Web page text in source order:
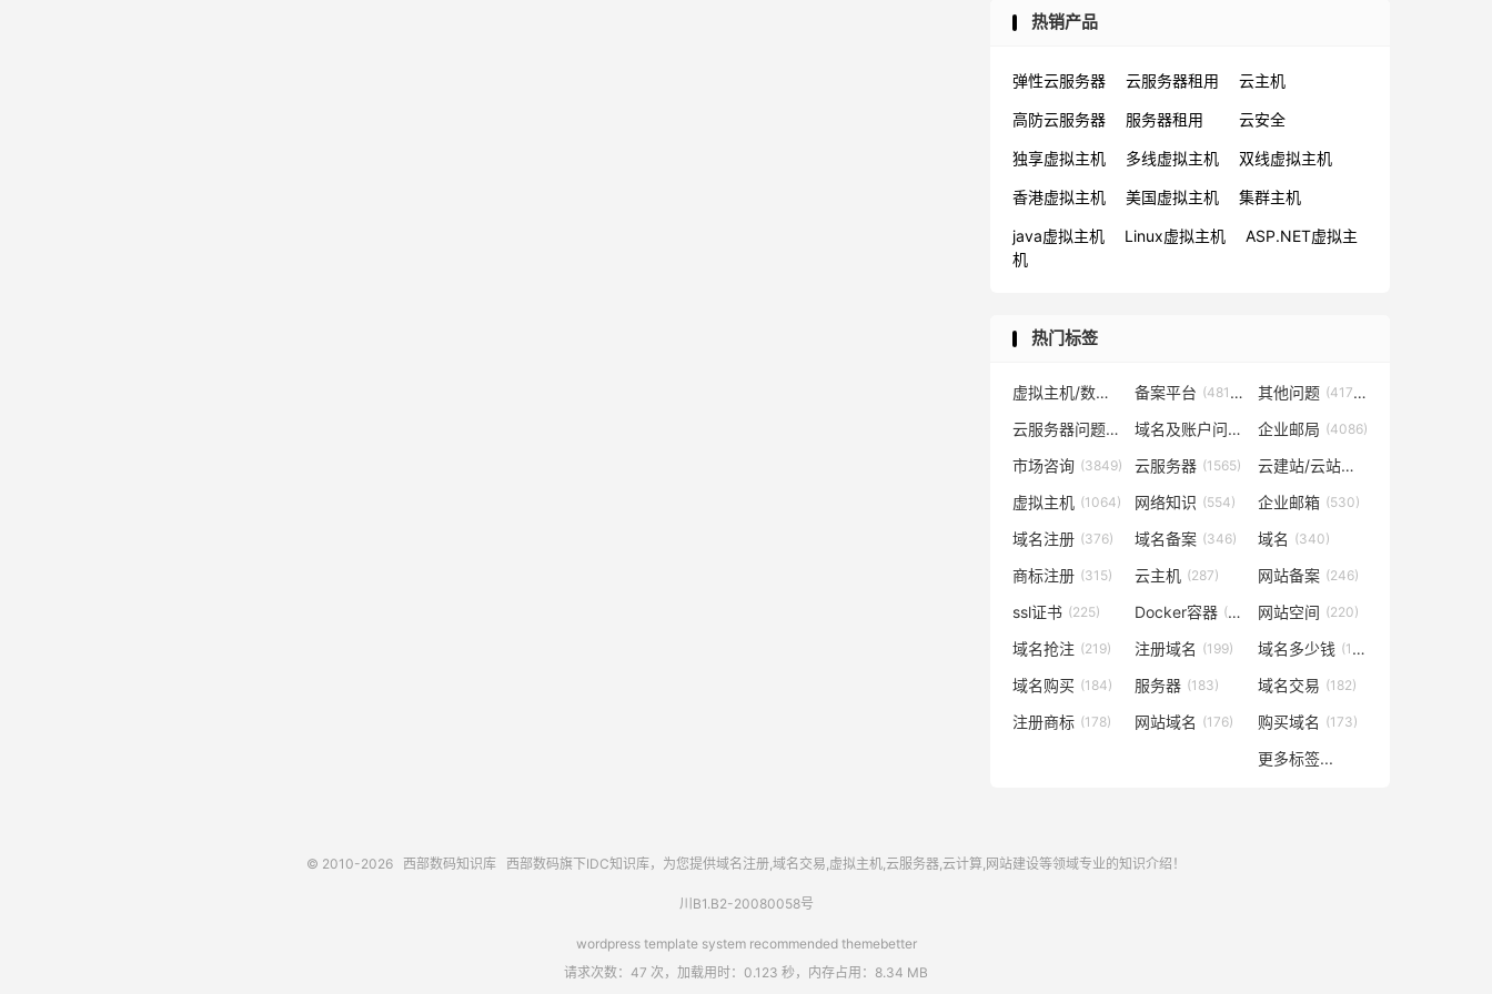
热销产品
弹性云服务器 云服务器租用 云主机
高防云服务器 服务器租用 云安全
独享虚拟主机 多线虚拟主机 双线虚拟主机
香港虚拟主机 美国虚拟主机 集群主机
java虚拟主机 Linux虚拟主机
ASP.NET虚拟主
机
热门标签
虚拟主机/数据库问题 (57819)
备案平台 (48153) 其他问题 (41702)
云服务器问题(38267) 域名及账户问题 (29026)
企业邮局 (4086)
市场咨询 (3849) 云服务器 (1565) 云建站/云站群/小程序
虚拟主机 (1064) 网络知识 (554) 企业邮箱 (530)
域名注册 (376) 域名备案 (346) 域名 (340)
商标注册 (315) 云主机 (287) 网站备案 (246)
ssl证书 (225) Docker容器 (221) 网站空间 (220)
域名抢注 (219) 注册域名 (199) 域名多少钱 (196)
域名购买 (184) 服务器 (183) 域名交易 (182)
注册商标 (178) 网站域名 (176) 购买域名 (173)
更多标签...
© 2010-2026 西部数码知识库 西部数码旗下IDC知识库，为您提供域名注册,域名交易,虚拟主机,云服务器,云计算,网站建设等领域专业的知识介绍！
川B1.B2-20080058号
wordpress template system recommended themebetter
请求次数：47 次，加载用时：0.123 秒，内存占用：8.34 MB